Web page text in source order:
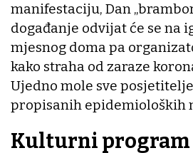
manifestaciju, Dan
događanje odvijat će se na
mjesnog doma pa
kako straha od zaraze
Ujedno mole sve
propisanih epidemioloških
Kulturni program